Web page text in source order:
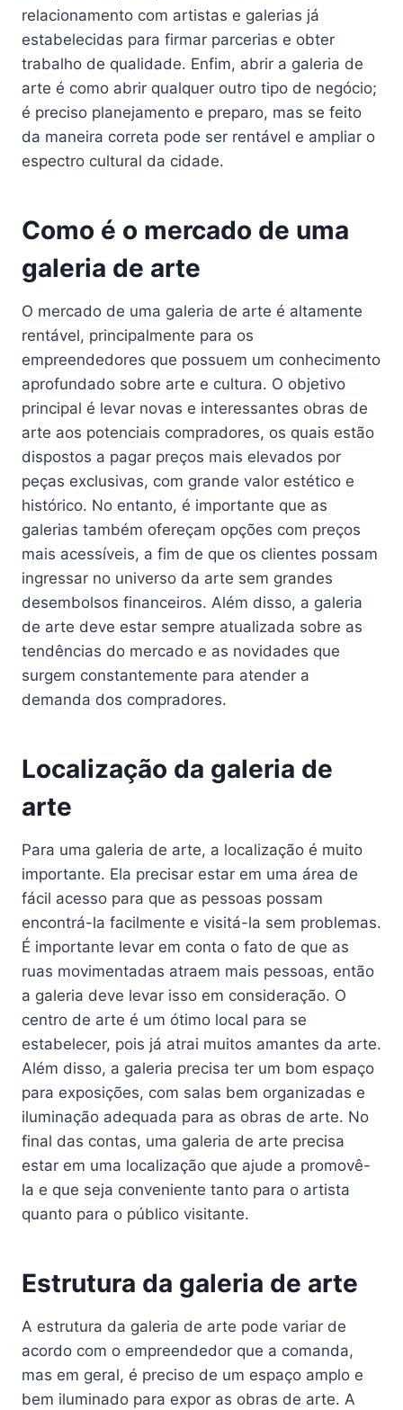
relacionamento com artistas e galerias já
estabelecidas para firmar parcerias e obter
trabalho de qualidade. Enfim, abrir a galeria de
arte é como abrir qualquer outro tipo de negócio;
é preciso planejamento e preparo, mas se feito
da maneira correta pode ser rentável e ampliar o
espectro cultural da cidade.
Como é o mercado de uma
galeria de arte
O mercado de uma galeria de arte é altamente
rentável, principalmente para os
empreendedores que possuem um conhecimento
aprofundado sobre arte e cultura. O objetivo
principal é levar novas e interessantes obras de
arte aos potenciais compradores, os quais estão
dispostos a pagar preços mais elevados por
peças exclusivas, com grande valor estético e
histórico. No entanto, é importante que as
galerias também ofereçam opções com preços
mais acessíveis, a fim de que os clientes possam
ingressar no universo da arte sem grandes
desembolsos financeiros. Além disso, a galeria
de arte deve estar sempre atualizada sobre as
tendências do mercado e as novidades que
surgem constantemente para atender a
demanda dos compradores.
Localização da galeria de
arte
Para uma galeria de arte, a localização é muito
importante. Ela precisar estar em uma área de
fácil acesso para que as pessoas possam
encontrá-la facilmente e visitá-la sem problemas.
É importante levar em conta o fato de que as
ruas movimentadas atraem mais pessoas, então
a galeria deve levar isso em consideração. O
centro de arte é um ótimo local para se
estabelecer, pois já atrai muitos amantes da arte.
Além disso, a galeria precisa ter um bom espaço
para exposições, com salas bem organizadas e
iluminação adequada para as obras de arte. No
final das contas, uma galeria de arte precisa
estar em uma localização que ajude a promovê-
la e que seja conveniente tanto para o artista
quanto para o público visitante.
Estrutura da galeria de arte
A estrutura da galeria de arte pode variar de
acordo com o empreendedor que a comanda,
mas em geral, é preciso de um espaço amplo e
bem iluminado para expor as obras de arte. A